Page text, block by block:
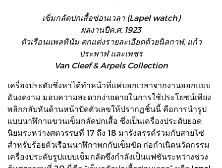
เข็มกลัดปกเสื้อซ่อนเวลา (Lapel watch)
ผลงานปีค.ศ. 1923
ตัวเรือนแพลทินัม ตกแต่งรายละเอียดด้วยนิลกาฬ, แก้ว
ประพาฬ และเพชร
Van Cleef & Arpels Collection
เครื่องประดับซึ่งหาได้ทำหน้าที่แค่บอกเวลาจากงานออกแบบ
อันงดงาม มอบความสะดวกง่ายดายในการใช้ประโยชน์เพียง
พลิกกลับหันด้านหน้าปัดตัวเลขให้ปรากฏชิ้นนี้ คือการนำรูป
แบบนาฬิกาแขวนเข็มกลัดปกเสื้อ ซึ่งเป็นเครื่องประดับยอด
นิยมระหว่างศตวรรษที่ 17 ถึง 18 มารังสรรค์ร่วมกับสายโซ่
สำหรับร้อยตัวเรือนนาฬิกาพกกับเข็มขัด ก่อกำเนิดนวัตกรรม
เครื่องประดับรูปแบบเข็มกลัดซึ่งกำลังเป็นแฟชันระหว่างช่วง